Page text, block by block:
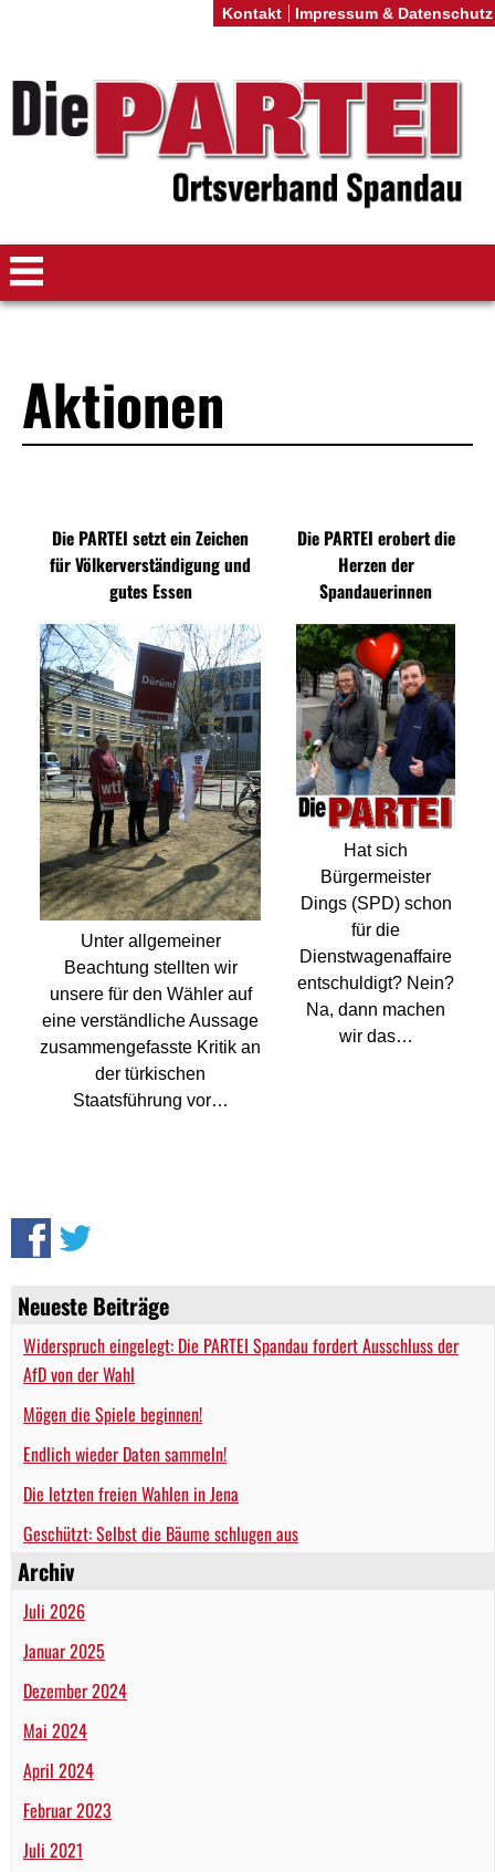
Neueste Beiträge
Widerspruch eingelegt: Die PARTEI Spandau fordert Ausschluss der
AfD von der Wahl
Mögen die Spiele beginnen!
Endlich wieder Daten sammeln!
Die letzten freien Wahlen in Jena
Geschützt: Selbst die Bäume schlugen aus
Archiv
Juli 2026
Januar 2025
Dezember 2024
Mai 2024
April 2024
Februar 2023
Juli 2021
Aktionen
Die PARTEI setzt ein Zeichen
für Völkerverständigung und
gutes Essen
Unter allgemeiner
Beachtung stellten wir
unsere für den Wähler auf
eine verständliche Aussage
zusammengefasste Kritik an
der türkischen
Staatsführung vor…
Die PARTEI erobert die
Herzen der
Spandauerinnen
Hat sich
Bürgermeister
Dings (SPD) schon
für die
Dienstwagenaffaire
entschuldigt? Nein?
Na, dann machen
wir das…
Kontakt Impressum & Datenschutz